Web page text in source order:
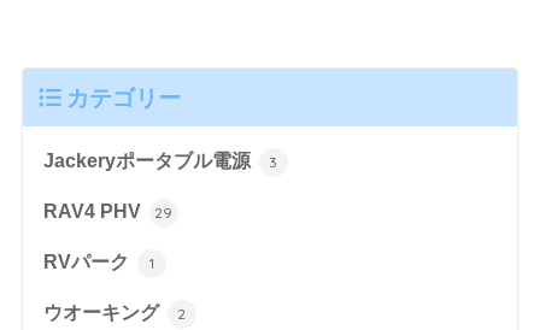
カテゴリー
Jackeryポータブル電源 3
RAV4 PHV 29
RVパーク 1
ウオーキング 2